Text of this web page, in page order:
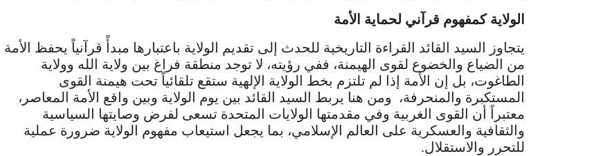
الولاية كمفهوم قرآني لحماية الأمة
يتجاوز السيد القائد القراءة التاريخية للحدث إلى تقديم الولاية باعتبارها مبدأً قرآنياً يحفظ الأمة
من الضياع والخضوع لقوى الهيمنة، ففي رؤيته، لا توجد منطقة فراغ بين ولاية الله وولاية
الطاغوت، بل إن الأمة إذا لم تلتزم بخط الولاية الإلهية ستقع تلقائياً تحت هيمنة القوى
المستكبرة والمنحرفة، ومن هنا يربط السيد القائد بين يوم الولاية وبين واقع الأمة المعاصر،
معتبراً أن القوى الغربية وفي مقدمتها الولايات المتحدة تسعى لفرض وصايتها السياسية
والثقافية والعسكرية على العالم الإسلامي، بما يجعل استيعاب مفهوم الولاية ضرورة عملية
للتحرر والاستقلال.